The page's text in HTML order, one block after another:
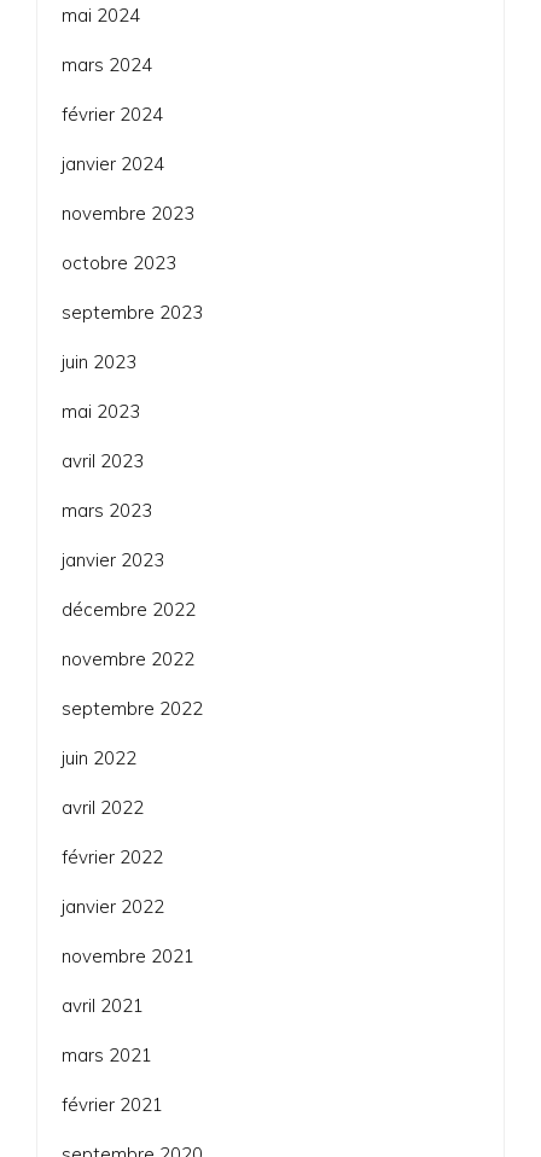
mai 2024
mars 2024
février 2024
janvier 2024
novembre 2023
octobre 2023
septembre 2023
juin 2023
mai 2023
avril 2023
mars 2023
janvier 2023
décembre 2022
novembre 2022
septembre 2022
juin 2022
avril 2022
février 2022
janvier 2022
novembre 2021
avril 2021
mars 2021
février 2021